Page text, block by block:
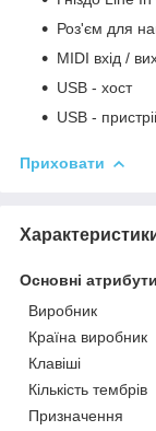
Роз'єм для
MIDI вхід /
USB - хост
USB -
Приховати
Основні атрибути
Виробник
Країна виробник
Клавіші
Кількість тембрів
Призначення